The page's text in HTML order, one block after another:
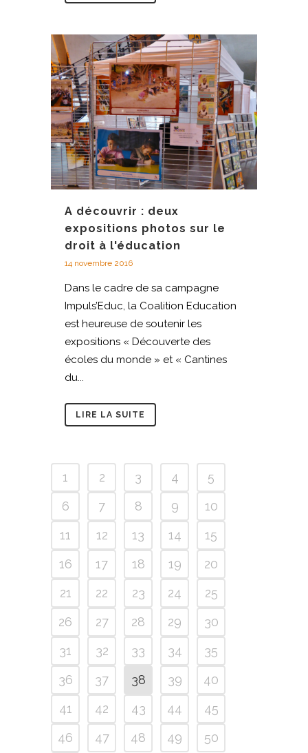
A découvrir : deux
expositions photos sur le
droit à l'éducation
14 novembre 2016
Dans le cadre de sa campagne
Impuls’Educ, la Coalition Education
est heureuse de soutenir les
expositions « Découverte des
écoles du monde » et « Cantines
du...
LIRE LA SUITE
1 2 3 4
5
6
7 8 9
10
11
12 13 14
15
16
17 18 19
20
21
22 23 24
25
26
27 28 29
30
31
32 33 34
35
36
37 38 39
40
41
42 43 44
45
46
47 48 49
50